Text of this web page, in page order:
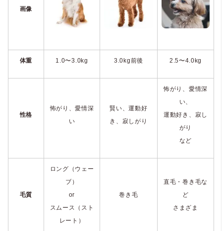
画像
体重 1.0〜3.0kg 3.0kg前後 2.5〜4.0kg
性格
怖がり、愛情深
い
賢い、運動好
き、寂しがり
怖がり、愛情深
い、
運動好き、寂し
がり
など
毛質
ロング（ウェー
ブ）
or
スムース（スト
レート）
巻き毛
直毛・巻き毛な
ど
さまざま